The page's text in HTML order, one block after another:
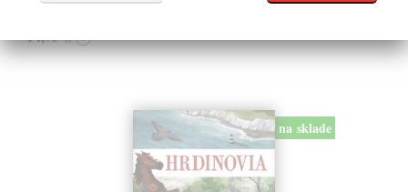
13,90 €
14,95 € ?
na sklade